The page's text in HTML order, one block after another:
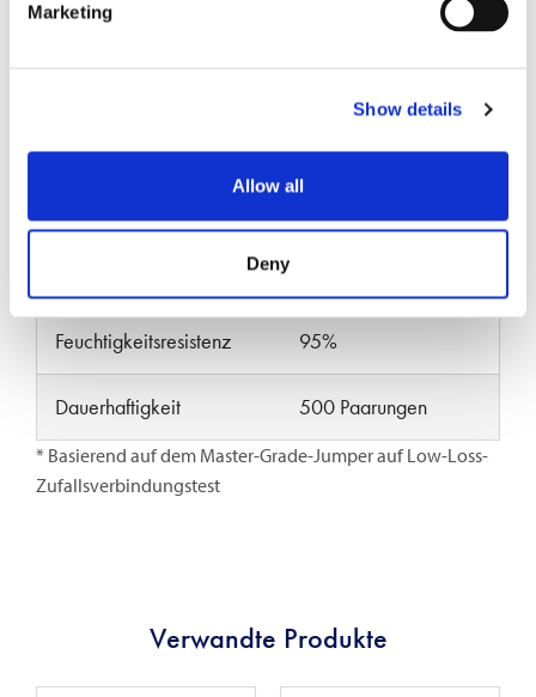
Marketing
Show details
Allow all
Deny
PARAMETER SPEZIFIKATIONEN
0.20
Betriebstemperatur (°C)
Feuchtigkeitsresistenz 95%
Dauerhaftigkeit 500 Paarungen
* Basierend auf dem Master-Grade-Jumper auf Low-Loss-
Zufallsverbindungstest
Verwandte Produkte